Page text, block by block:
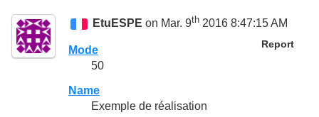
EtuESPE on Mar. 9th 2016 8:47:15 AM
Report
Mode
50
Name
Exemple de réalisation